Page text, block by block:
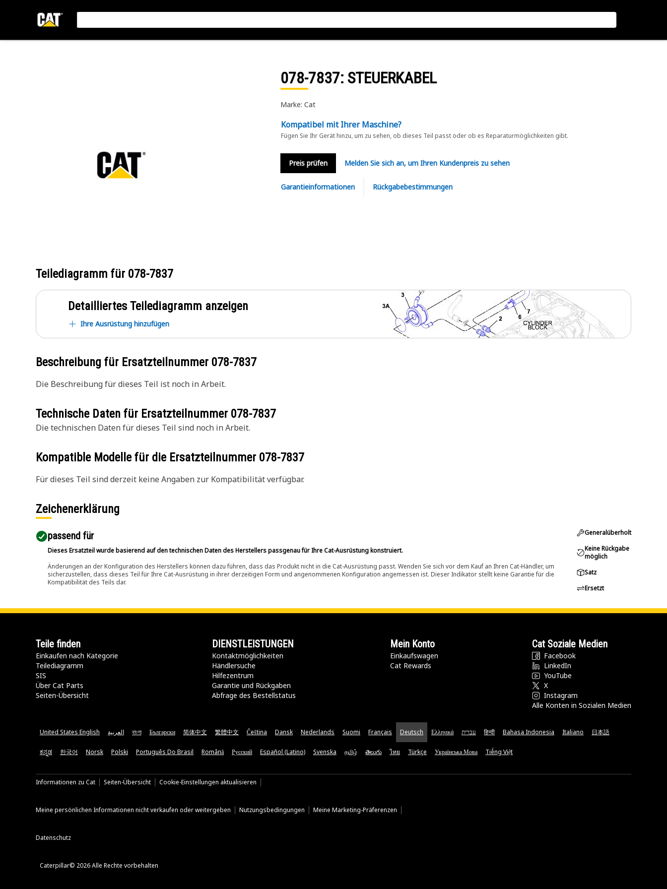
078-7837: STEUERKABEL
Marke: Cat
Kompatibel mit Ihrer Maschine?
Fügen Sie Ihr Gerät hinzu, um zu sehen, ob dieses Teil passt oder ob es Reparaturmöglichkeiten gibt.
Preis prüfen Melden Sie sich an, um Ihren Kundenpreis zu sehen
Garantieinformationen Rückgabebestimmungen
Teilediagramm für 078-7837
Detailliertes Teilediagramm anzeigen
Ihre Ausrüstung hinzufügen
Beschreibung für Ersatzteilnummer 078-7837
Die Beschreibung für dieses Teil ist noch in Arbeit.
Technische Daten für Ersatzteilnummer 078-7837
Die technischen Daten für dieses Teil sind noch in Arbeit.
Kompatible Modelle für die Ersatzteilnummer 078-7837
Für dieses Teil sind derzeit keine Angaben zur Kompatibilität verfügbar.
Zeichenerklärung
passend für​
Dieses Ersatzteil wurde basierend auf den technischen Daten des Herstellers passgenau für Ihre Cat-Ausrüstung konstruiert.
Änderungen an der Konfiguration des Herstellers können dazu führen, dass das Produkt nicht in die Cat-Ausrüstung passt. Wenden Sie sich vor dem Kauf an Ihren Cat-Händler, um
sicherzustellen, dass dieses Teil für Ihre Cat-Ausrüstung in ihrer derzeitigen Form und angenommenen Konfiguration angemessen ist. Dieser Indikator stellt keine Garantie für die
Kompatibilität des Teils dar.
Generalüberholt
Keine Rückgabe
möglich
Satz
Ersetzt
Teile finden
Einkaufen nach Kategorie
Teilediagramm
SIS
Über Cat Parts
Seiten-Übersicht
DIENSTLEISTUNGEN
Kontaktmöglichkeiten​
Händlersuche
Hilfezentrum
Garantie und Rückgaben
Abfrage des Bestellstatus
Mein Konto
Einkaufswagen
Cat Rewards
Cat Soziale Medien
Facebook
LinkedIn
YouTube
X
Instagram
Alle Konten in Sozialen Medien
United States English العربية বাংলা Български 简体中文 繁體中文 Čeština Dansk Nederlands Suomi Français Deutsch Ελληνικά עברית हिन्दी Bahasa Indonesia Italiano 日本語
ಕನ್ನಡ 한국어 Norsk Polski Português Do Brasil Română Русский Español (Latino) Svenska தமிழ் తెలుగు ไทย Türkçe Українська Мова Tiếng Việt
Informationen zu Cat Seiten-Übersicht Cookie-Einstellungen aktualisieren
Meine persönlichen Informationen nicht verkaufen oder weitergeben Nutzungsbedingungen Meine Marketing-Präferenzen
Datenschutz
Caterpillar© 2026 Alle Rechte vorbehalten